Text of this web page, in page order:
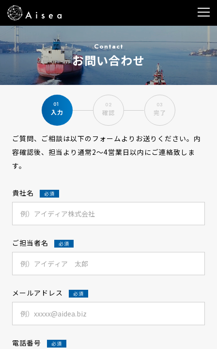
Contact
お問い合わせ
入力 確認 完了
ご質問、ご相談は以下のフォームよりお送りください。 内
容確認後、担当より通常2～4営業日以内にご連絡致しま
す。
貴社名
ご担当者名
メールアドレス
電話番号